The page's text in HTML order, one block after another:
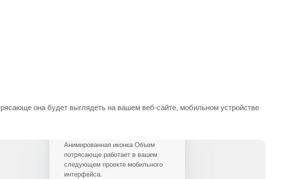
она будет выглядеть на вашем веб-сайте, мобильном устройстве
Анимированная иконка Объем
потрясающе работает в вашем
следующем проекте мобильного
интерфейса.